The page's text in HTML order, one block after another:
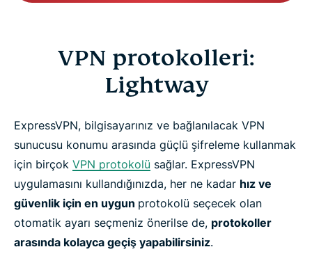
VPN protokolleri:
Lightway
ExpressVPN, bilgisayarınız ve bağlanılacak VPN
sunucusu konumu arasında güçlü şifreleme kullanmak
için birçok VPN protokolü sağlar. ExpressVPN
uygulamasını kullandığınızda, her ne kadar hız ve
güvenlik için en uygun protokolü seçecek olan
otomatik ayarı seçmeniz önerilse de, protokoller
arasında kolayca geçiş yapabilirsiniz.